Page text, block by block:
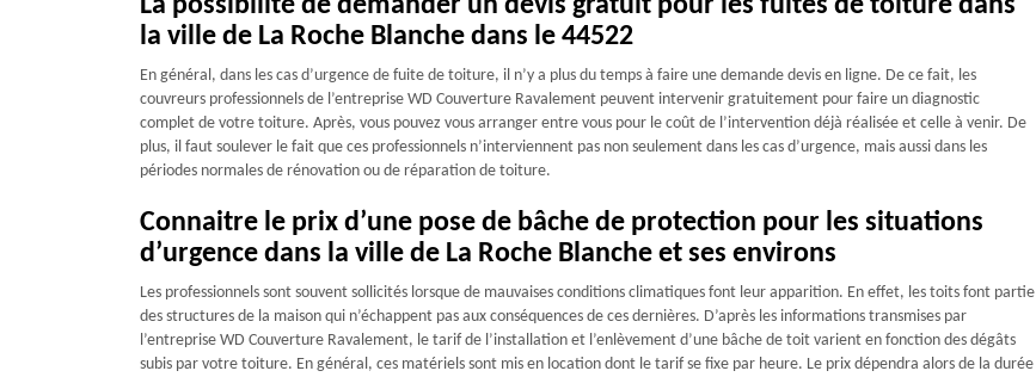
la ville de La Roche Blanche dans le 44522
En général, dans les cas d’urgence de fuite de toiture, il n’y a plus du temps à faire une demande devis en ligne. De ce fait, les
couvreurs professionnels de l’entreprise WD Couverture Ravalement peuvent intervenir gratuitement pour faire un diagnostic
complet de votre toiture. Après, vous pouvez vous arranger entre vous pour le coût de l’intervention déjà réalisée et celle à venir. De
plus, il faut soulever le fait que ces professionnels n’interviennent pas non seulement dans les cas d’urgence, mais aussi dans les
périodes normales de rénovation ou de réparation de toiture.
Connaitre le prix d’une pose de bâche de protection pour les situations
d’urgence dans la ville de La Roche Blanche et ses environs
Les professionnels sont souvent sollicités lorsque de mauvaises conditions climatiques font leur apparition. En effet, les toits font partie
des structures de la maison qui n’échappent pas aux conséquences de ces dernières. D’après les informations transmises par
l’entreprise WD Couverture Ravalement, le tarif de l’installation et l’enlèvement d’une bâche de toit varient en fonction des dégâts
subis par votre toiture. En général, ces matériels sont mis en location dont le tarif se fixe par heure. Le prix dépendra alors de la durée